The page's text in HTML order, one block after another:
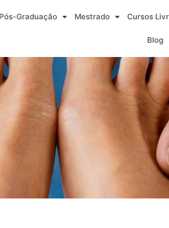
Pós-Graduação Mestrado Cursos
Blog